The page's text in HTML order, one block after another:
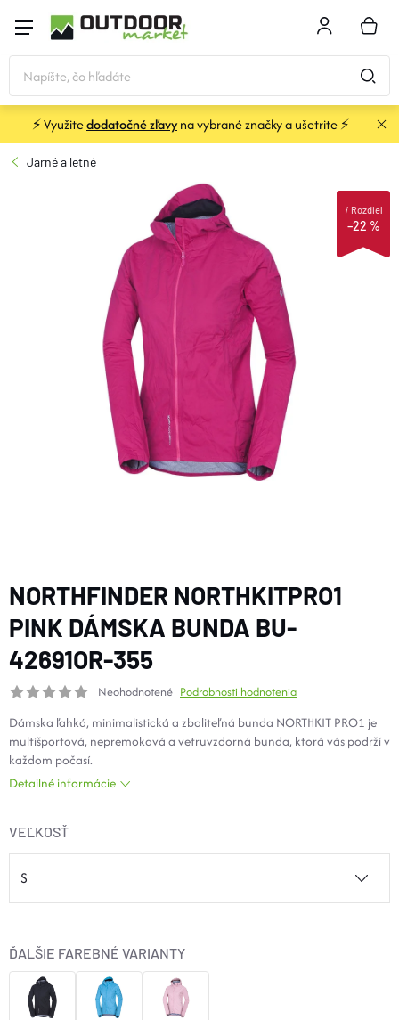
obsah
KOŠÍK
STANY a PRÍSTREŠKY
BATOHY a TAŠKY
CYKLISTIKA
Obchodné podmienky
Podmienky ochrany osobných údajov
Doprava a platba
Kontakty
Veľkostné tabuľky
Výmena a vrátenie
Reklamácie
⚡ Využitedodatočné zľavyna vybrané značky a ušetrite ⚡
Jarné a letné
–22 %
iRozdiel
NORTHFINDER NORTHKITPRO1
PINK DÁMSKA BUNDA BU-
42691OR-355
Neohodnotené Podrobnosti hodnotenia
Dámska ľahká, minimalistická a zbaliteľná bunda NORTHKIT PRO1 je
multišportová, nepremokavá a vetruvzdorná bunda, ktorá vás podrží v
každom počasí.
Detailné informácie
VEĽKOSŤ
ĎALŠIE FAREBNÉ VARIANTY